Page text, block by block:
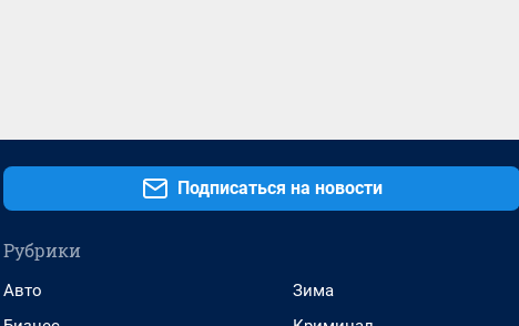
Подписаться на новости
Рубрики
Авто
Зима